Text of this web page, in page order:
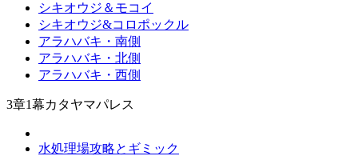
シキオウジ＆モコイ
シキオウジ&コロポックル
アラハバキ・南側
アラハバキ・北側
アラハバキ・西側
3章1幕カタヤマパレス
水処理場攻略とギミック